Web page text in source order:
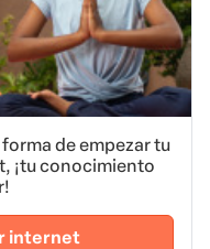
de empezar tu
¡tu conocimiento
internet